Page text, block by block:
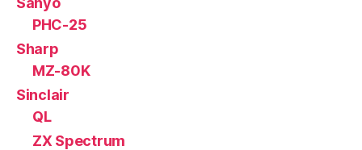
PHC-25
Sharp
MZ-80K
Sinclair
QL
ZX Spectrum